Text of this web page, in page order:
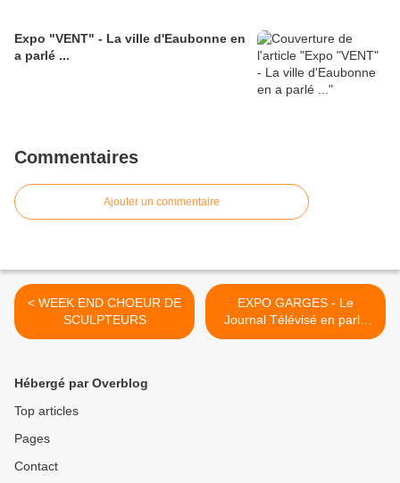
Expo "VENT" - La ville d'Eaubonne en
a parlé ...
Commentaires
Ajouter un commentaire
< WEEK END CHOEUR DE
SCULPTEURS
EXPO GARGES - Le
Journal Télévisé en parle
.... >
Hébergé par Overblog
Top articles
Pages
Contact